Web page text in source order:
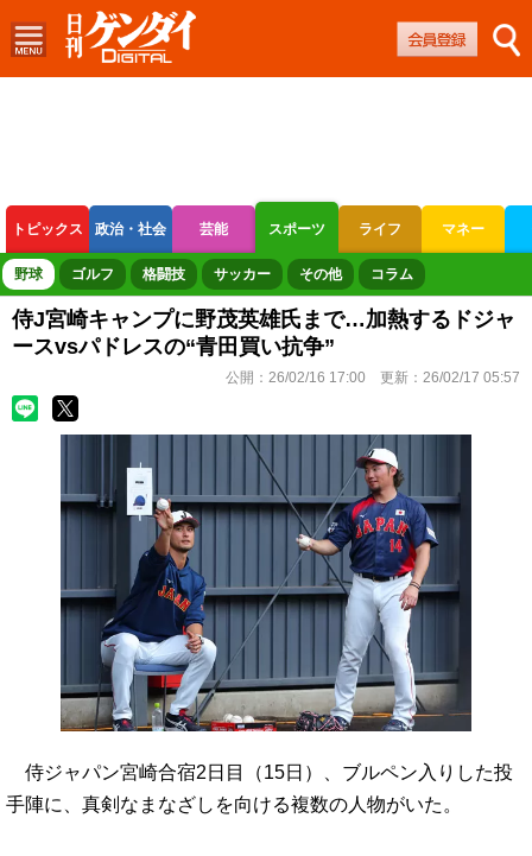
トピックス 政治・社会 芸能 スポーツ ライフ マネー
ボートレース 競輪 オートレース
野球 ゴルフ 格闘技 サッカー その他 コラム
侍J宮崎キャンプに野茂英雄氏まで…加熱するドジャ
ースvsパドレスの“青田買い抗争”
公開： 26/02/16 17:00 更新： 26/02/17 05:57
侍ジャパン宮崎合宿2日目（15日）、ブルペン入りした投
手陣に、真剣なまなざしを向ける複数の人物がいた。